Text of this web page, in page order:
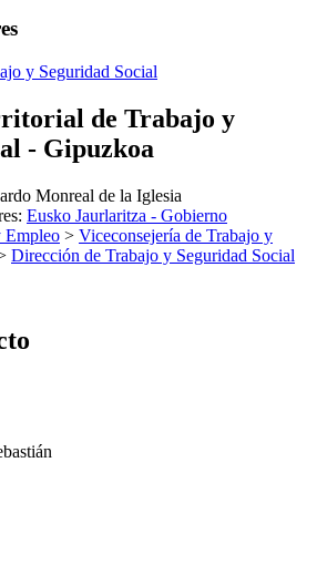
y Seguridad Social
de Trabajo y
- Gipuzkoa
Monreal de la Iglesia
: Eusko Jaurlaritza - Gobierno
Empleo > Viceconsejería de Trabajo y
Dirección de Trabajo y Seguridad Social